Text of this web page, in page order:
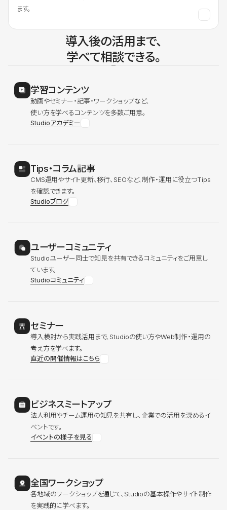
ます。
導入後の活用まで、
学べて相談できる。
学習コンテンツ
動画やセミナー・記事・ワークショップなど、
使い方を学べるコンテンツを多数ご用意。
Studioアカデミー
Tips・コラム記事
CMS運用やサイト更新、移行、SEOなど、制作・運用に役立つTips
を確認できます。
Studioブログ
ユーザーコミュニティ
Studioユーザー同士で知見を共有できるコミュニティをご用意し
ています。
Studioコミュニティ
セミナー
導入検討から実践活用まで、Studioの使い方やWeb制作・運用の
考え方を学べます。
直近の開催情報はこちら
ビジネスミートアップ
法人利用やチーム運用の知見を共有し、企業での活用を深めるイ
ベントです。
イベントの様子を見る
全国ワークショップ
各地域のワークショップを通じて、Studioの基本操作やサイト制作
を実践的に学べます。